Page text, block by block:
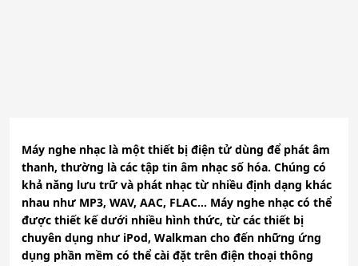
Máy nghe nhạc là một thiết bị điện tử dùng để phát âm
thanh, thường là các tập tin âm nhạc số hóa. Chúng có
khả năng lưu trữ và phát nhạc từ nhiều định dạng khác
nhau như MP3, WAV, AAC, FLAC… Máy nghe nhạc có thể
được thiết kế dưới nhiều hình thức, từ các thiết bị
chuyên dụng như iPod, Walkman cho đến những ứng
dụng phần mềm có thể cài đặt trên điện thoại thông